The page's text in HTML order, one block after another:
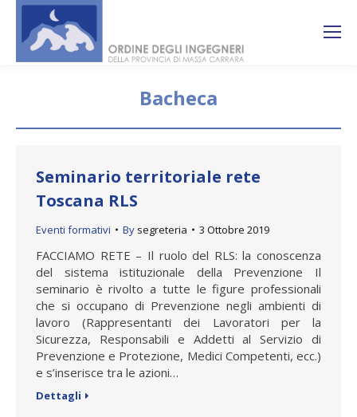
Bacheca
Seminario territoriale rete
Toscana RLS
Eventi formativi By segreteria 3 Ottobre 2019
FACCIAMO RETE – Il ruolo del RLS: la conoscenza
del sistema istituzionale della Prevenzione Il
seminario è rivolto a tutte le figure professionali
che si occupano di Prevenzione negli ambienti di
lavoro (Rappresentanti dei Lavoratori per la
Sicurezza, Responsabili e Addetti al Servizio di
Prevenzione e Protezione, Medici Competenti, ecc.)
e s’inserisce tra le azioni…
Dettagli